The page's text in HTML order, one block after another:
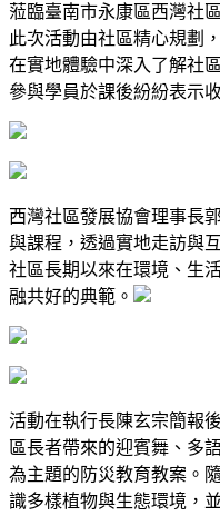
蒞臨臺南市永康區西灣社
此次活動由社區精心規劃
在實地體驗中深入了解社
參與學員於課後紛紛表示
西灣社區發展協會理事長
與課程，透過實地走訪與
社區長期以來在環境、生
融共好的典範。
活動在執行長陳玄宗簡報
區長者帶來的迎賓舞、多
為主題的防災教育教案。
識多樣植物與生態環境，